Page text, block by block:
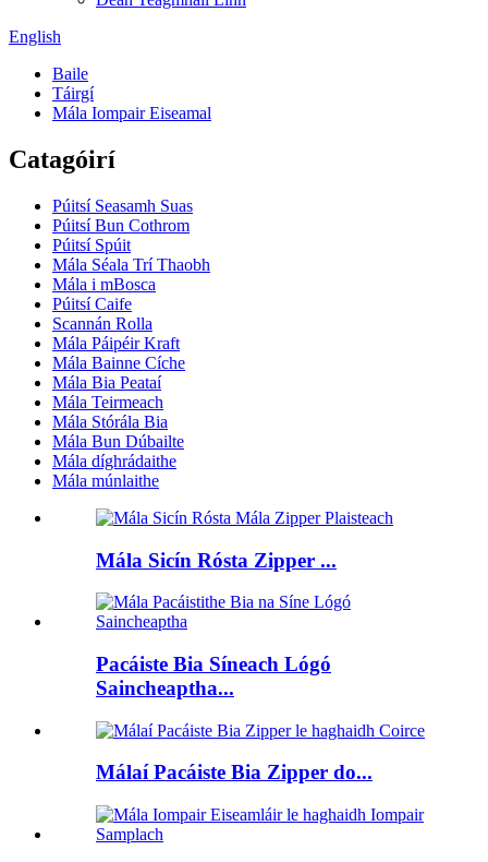
English
Baile
Táirgí
Mála Iompair Eiseamal
Catagóirí
Púitsí Seasamh Suas
Púitsí Bun Cothrom
Púitsí Spúit
Mála Séala Trí Thaobh
Mála i mBosca
Púitsí Caife
Scannán Rolla
Mála Páipéir Kraft
Mála Bainne Cíche
Mála Bia Peataí
Mála Teirmeach
Mála Stórála Bia
Mála Bun Dúbailte
Mála díghrádaithe
Mála múnlaithe
Mála Sicín Rósta Zipper ...
Pacáiste Bia Síneach Lógó
Saincheaptha...
Málaí Pacáiste Bia Zipper do...